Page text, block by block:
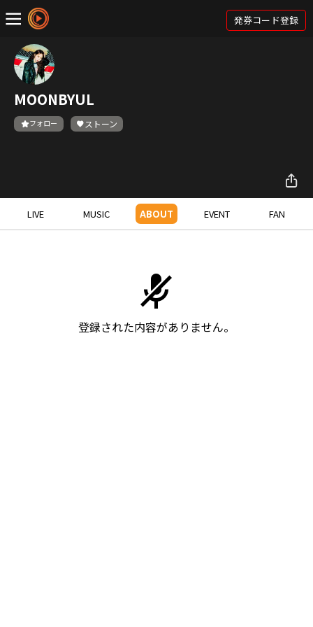
発券コード登録
MOONBYUL
フォロー ストーン
LIVE MUSIC ABOUT EVENT FAN
登録された内容がありません。